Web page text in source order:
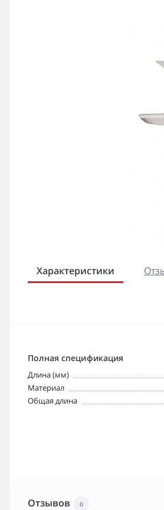
Характеристики
Полная спецификация
Длина (мм)
Материал
Общая длина
Отзывов 0